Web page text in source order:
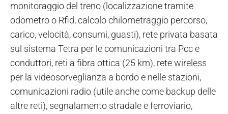
monitoraggio del treno (localizzazione tramite
odometro o Rfid, calcolo chilometraggio percorso,
carico, velocità, consumi, guasti), rete privata basata
sul sistema Tetra per le comunicazioni tra Pcc e
conduttori, reti a fibra ottica (25 km), rete wireless
per la videosorveglianza a bordo e nelle stazioni,
comunicazioni radio (utile anche come backup delle
altre reti), segnalamento stradale e ferroviario,